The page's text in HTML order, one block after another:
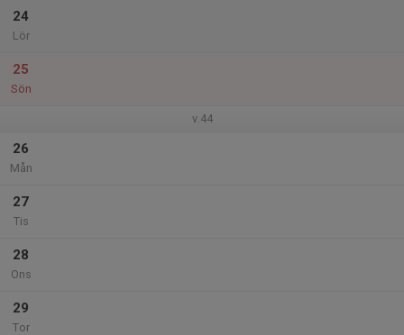
24
Lör
25
Sön
v.44
26
Mån
27
Tis
28
Ons
29
Tor